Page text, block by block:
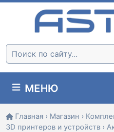
Skip
Поиск:
МЕНЮ
Главная › Магазин ›
3D принтеров и устройств ›